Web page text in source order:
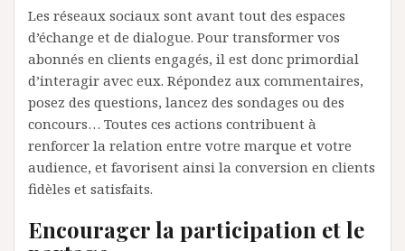
Les réseaux sociaux sont avant tout des espaces
d’échange et de dialogue. Pour transformer vos
abonnés en clients engagés, il est donc primordial
d’interagir avec eux. Répondez aux commentaires,
posez des questions, lancez des sondages ou des
concours… Toutes ces actions contribuent à
renforcer la relation entre votre marque et votre
audience, et favorisent ainsi la conversion en clients
fidèles et satisfaits.
Encourager la participation et le